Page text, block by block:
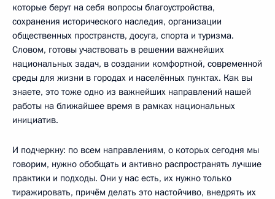
которые берут на себя вопросы благоустройства,
сохранения исторического наследия, организации
общественных пространств, досуга, спорта и туризма.
Словом, готовы участвовать в решении важнейших
национальных задач, в создании комфортной, современной
среды для жизни в городах и населённых пунктах. Как вы
знаете, это тоже одно из важнейших направлений нашей
работы на ближайшее время в рамках национальных
инициатив.
И подчеркну: по всем направлениям, о которых сегодня мы
говорим, нужно обобщать и активно распространять лучшие
практики и подходы. Они у нас есть, их нужно только
тиражировать, причём делать это настойчиво, внедрять их